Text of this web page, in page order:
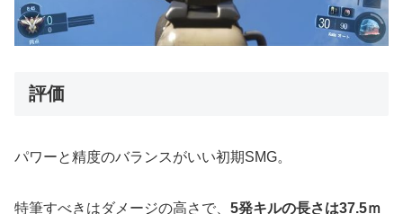
評価
パワーと精度のバランスがいい初期SMG。
特筆すべきはダメージの高さで、 5発キルの長さは37.5ｍ